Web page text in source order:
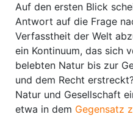
Auf den ersten Blick
Antwort auf die Frage
Verfasstheit der Welt
ein Kontinuum, das sich
belebten Natur bis zur
und dem Recht
Natur und Gesellschaft
etwa in dem Gegensatz